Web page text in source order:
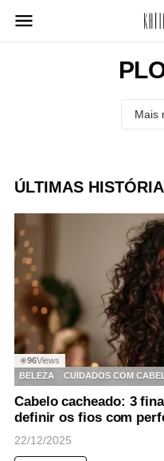
para
ÚLTIMAS
◉96Views
BELEZA
CUIDADOS COM
Cabelo cacheado: 3
definir os fios com
22/12/2025